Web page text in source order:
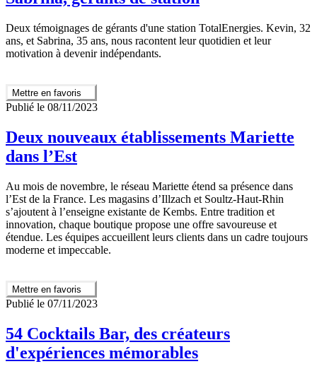
Deux témoignages de gérants d'une station TotalEnergies. Kevin, 32
ans, et Sabrina, 35 ans, nous racontent leur quotidien et leur
motivation à devenir indépendants.
Mettre en favoris
Publié le 08/11/2023
Deux nouveaux établissements Mariette
dans l’Est
Au mois de novembre, le réseau Mariette étend sa présence dans
l’Est de la France. Les magasins d’Illzach et Soultz-Haut-Rhin
s’ajoutent à l’enseigne existante de Kembs. Entre tradition et
innovation, chaque boutique propose une offre savoureuse et
étendue. Les équipes accueillent leurs clients dans un cadre toujours
moderne et impeccable.
Mettre en favoris
Publié le 07/11/2023
54 Cocktails Bar, des créateurs
d'expériences mémorables